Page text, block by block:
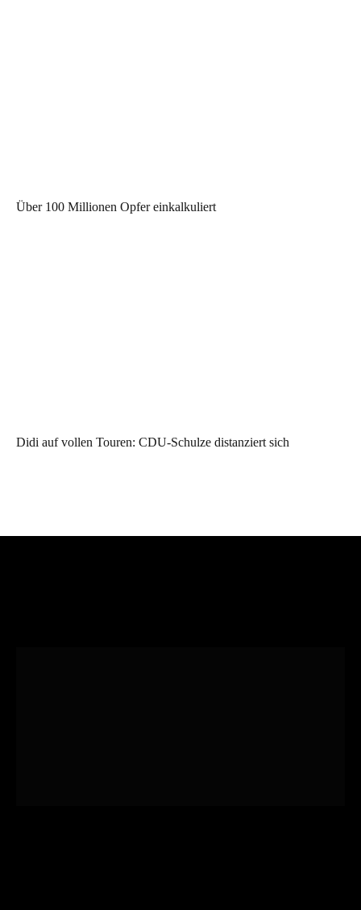
Über 100 Millionen Opfer einkalkuliert
Didi auf vollen Touren: CDU-Schulze distanziert sich